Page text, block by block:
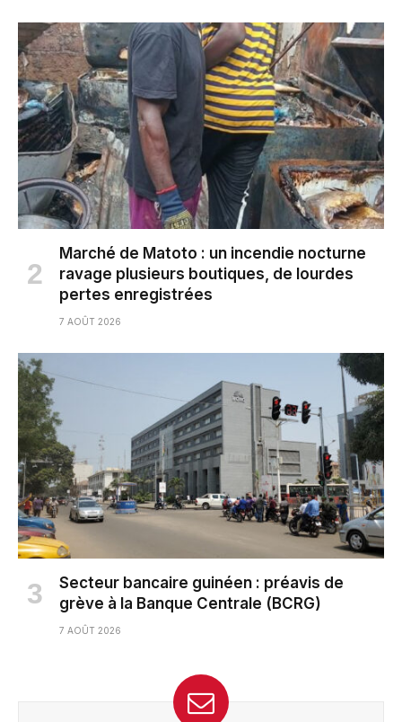
Marché de Matoto : un incendie nocturne
ravage plusieurs boutiques, de lourdes
pertes enregistrées
7 AOÛT 2026
Secteur bancaire guinéen : préavis de
grève à la Banque Centrale (BCRG)
7 AOÛT 2026